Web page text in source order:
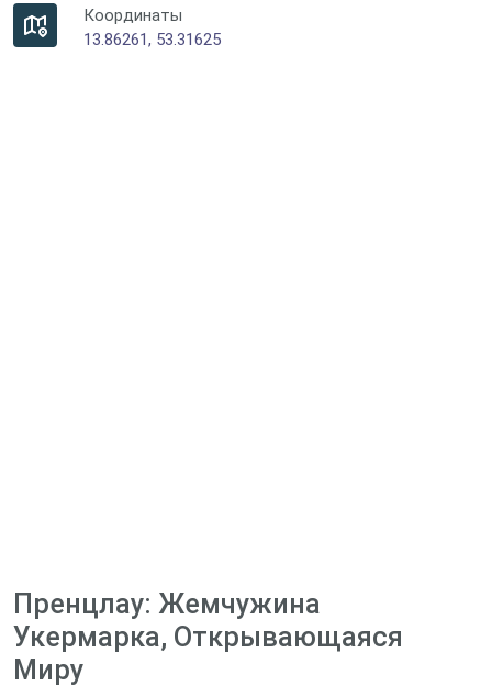
Координаты
13.86261, 53.31625
Пренцлау: Жемчужина
Укермарка, Открывающаяся
Миру